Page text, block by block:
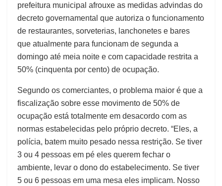
prefeitura municipal afrouxe as medidas advindas do
decreto governamental que autoriza o funcionamento
de restaurantes, sorveterias, lanchonetes e bares
que atualmente para funcionam de segunda a
domingo até meia noite e com capacidade restrita a
50% (cinquenta por cento) de ocupação.
Segundo os comerciantes, o problema maior é que a
fiscalização sobre esse movimento de 50% de
ocupação está totalmente em desacordo com as
normas estabelecidas pelo próprio decreto. “Eles, a
polícia, batem muito pesado nessa restrição. Se tiver
3 ou 4 pessoas em pé eles querem fechar o
ambiente, levar o dono do estabelecimento. Se tiver
5 ou 6 pessoas em uma mesa eles implicam. Nosso